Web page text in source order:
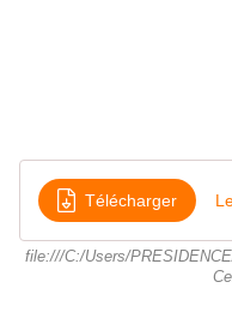
Télécharger
file:///C:/Users/